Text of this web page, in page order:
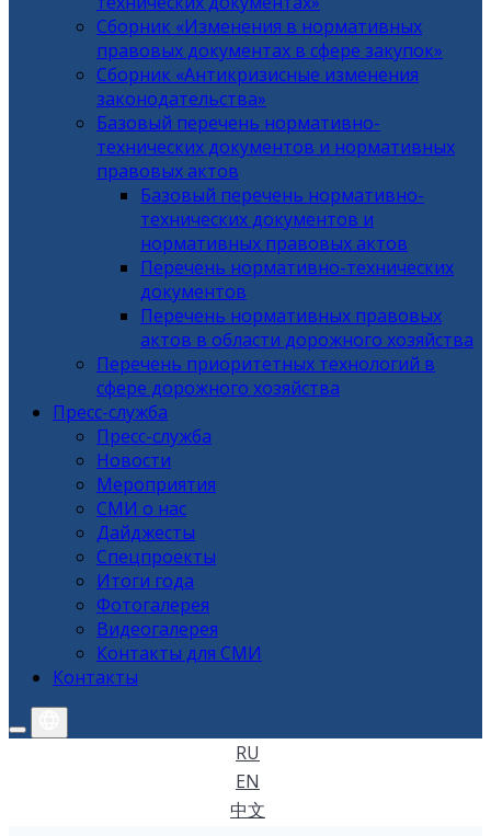
Сборник «Изменения в нормативных
правовых документах в сфере закупок»
Сборник «Антикризисные изменения
законодательства»
Базовый перечень нормативно-
технических документов и нормативных
правовых актов
Базовый перечень нормативно-
технических документов и
нормативных правовых актов
Перечень нормативно-технических
документов
Перечень нормативных правовых
актов в области дорожного хозяйства
Перечень приоритетных технологий в
сфере дорожного хозяйства
Пресс-служба
Пресс-служба
Новости
Мероприятия
СМИ о нас
Дайджесты
Спецпроекты
Итоги года
Фотогалерея
Видеогалерея
Контакты для СМИ
Контакты
RU
EN
中文